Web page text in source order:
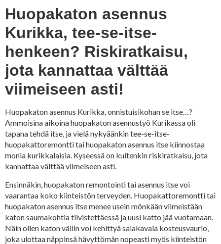
Huopakaton asennus
Kurikka, tee-se-itse-
henkeen? Riskiratkaisu,
jota kannattaa välttää
viimeiseen asti!
Huopakaton asennus Kurikka, onnistuisikohan se itse…?
Ammoisina aikoina huopakaton asennustyö Kurikassa oli
tapana tehdä itse, ja vielä nykyäänkin tee-se-itse-
huopakattoremontti tai huopakaton asennus itse kiinnostaa
monia kurikkalaisia. Kyseessä on kuitenkin riskiratkaisu, jota
kannattaa välttää viimeiseen asti.
Ensinnäkin, huopakaton remontointi tai asennus itse voi
vaarantaa koko kiinteistön terveyden. Huopakattoremontti tai
huopakaton asennus itse menee usein mönkään viimeistään
katon saumakohtia tiivistettäessä ja uusi katto jää vuotamaan.
Näin ollen katon väliin voi kehittyä salakavala kosteusvaurio,
joka ulottaa näppinsä hävyttömän nopeasti myös kiinteistön